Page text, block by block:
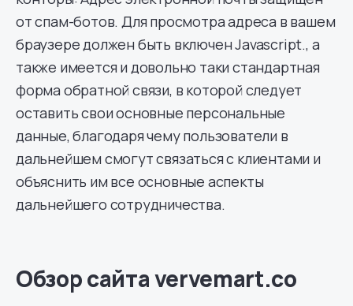
от спам-ботов. Для просмотра адреса в вашем
браузере должен быть включен Javascript., а
также имеется и довольно таки стандартная
форма обратной связи, в которой следует
оставить свои основные персональные
данные, благодаря чему пользователи в
дальнейшем смогут связаться с клиентами и
объяснить им все основные аспекты
дальнейшего сотрудничества.
Обзор сайта vervemart.co